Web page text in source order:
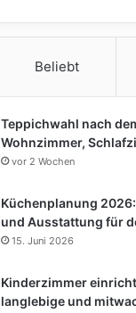
Beliebt
Teppichwahl nach
Wohnzimmer,
vor 2 Wochen
Küchenplanung
und Ausstattung für
15. Juni 2026
Kinderzimmer
langlebige und